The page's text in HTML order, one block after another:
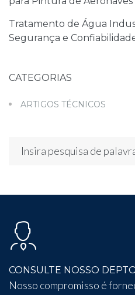
Tratamento de Água
Segurança e
CATEGORIAS
ARTIGOS TÉCNICOS
CONSULTE NOSSO
Nosso compromisso é